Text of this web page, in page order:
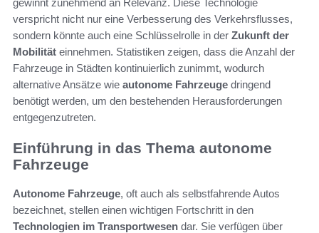
gewinnt zunehmend an Relevanz. Diese Technologie
verspricht nicht nur eine Verbesserung des Verkehrsflusses,
sondern könnte auch eine Schlüsselrolle in der Zukunft der
Mobilität einnehmen. Statistiken zeigen, dass die Anzahl der
Fahrzeuge in Städten kontinuierlich zunimmt, wodurch
alternative Ansätze wie autonome Fahrzeuge dringend
benötigt werden, um den bestehenden Herausforderungen
entgegenzutreten.
Einführung in das Thema autonome
Fahrzeuge
Autonome Fahrzeuge, oft auch als selbstfahrende Autos
bezeichnet, stellen einen wichtigen Fortschritt in den
Technologien im Transportwesen dar. Sie verfügen über